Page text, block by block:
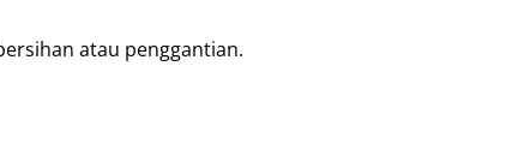
atau penggantian.